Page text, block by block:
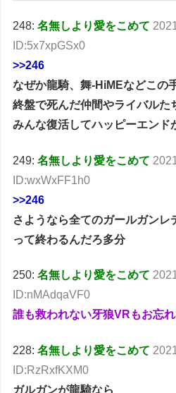
248:名無しより愛をこめて
ID:5x7xpGSx0
>>246
なぜか龍騎、舞-HiMEなどこの
終盤で死んだ仲間やライバルた
みんな復活してハッピーエンド
249:名無しより愛をこめて
ID:wxWxFF1h0
>>246
さようなら全てのガールガンレ
って終わるんだろ多分
250:名無しより愛をこめて
ID:nMAdqaVF0
誰も救われない牙狼VRもお忘れ
228:名無しより愛をこめて
ID:RzRxfKXM0
ガルガンが龍騎なら